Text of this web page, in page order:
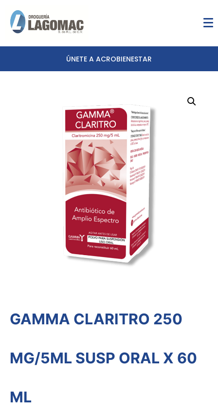
ÚNETE A ACROBIENESTAR
GAMMA CLARITRO 250
MG/5ML SUSP ORAL X 60
ML